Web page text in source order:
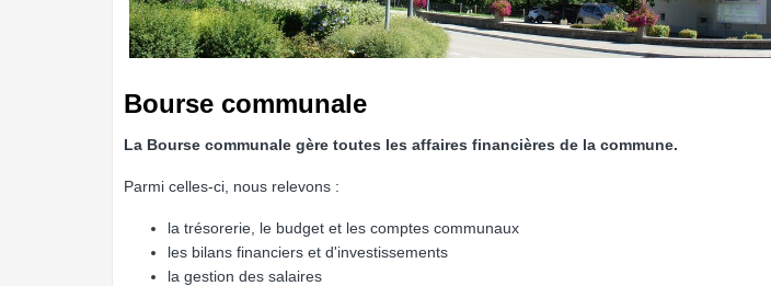
Bourse communale
La Bourse communale gère toutes les affaires financières de la commune.
Parmi celles-ci, nous relevons :
la trésorerie, le budget et les comptes communaux
les bilans financiers et d'investissements
la gestion des salaires